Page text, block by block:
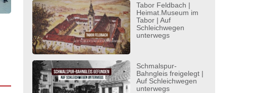
Tabor Feldbach |
Heimat.Museum im
Tabor | Auf
Schleichwegen
unterwegs
Schmalspur-
Bahngleis freigelegt |
Auf Schleichwegen
unterwegs